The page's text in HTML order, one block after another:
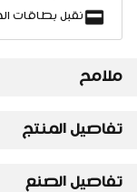
نقبل بطاقات
ملامح
تفاصيل المنتج
تفاصيل الصنع